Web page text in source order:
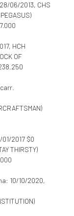
06/2013, CHS
HCH
OF
01/2017 $0
THIRSTY)
10/10/2020,